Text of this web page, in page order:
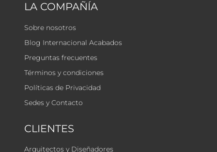
LA COMPAÑÍA
Sobre nosotros
Blog Internacional Acabados
Preguntas frecuentes
Términos y condiciones
Políticas de Privacidad
Sedes y Contacto
CLIENTES
Arquitectos y Diseñadores